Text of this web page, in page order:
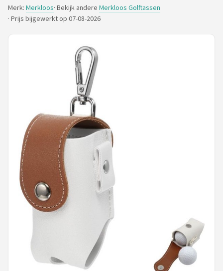
Golfsets
Drivers
Golfschoenen
POPULAIRE MERKEN
Func Factory
Footjoy
Livano
Bovista
Under Armour
Merk: Merkloos· Bekijk andere Merkloos Golftassen
· Prijs bijgewerkt op 07-08-2026